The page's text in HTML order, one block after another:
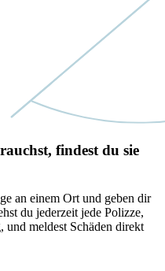
findest du sie
an einem Ort und geben dir
du jederzeit jede Polizze,
und meldest Schäden direkt